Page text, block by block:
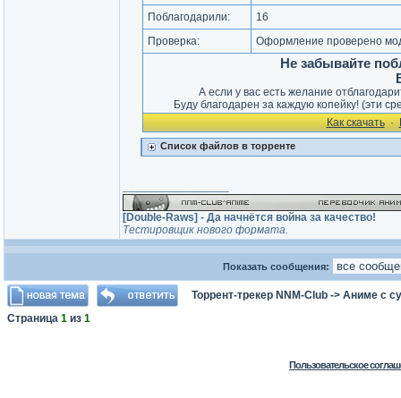
Поблагодарили:
16
Проверка:
Оформление проверено
Не забывайте
А если у вас есть желание
Буду благодарен за каждую копейку! (эти
Как cкачать·
Список файлов в торренте
[Double-Raws] - Да начнётся война за качество!
Тестировщик нового формата.
Показать сообщения:
Торрент-трекер NNM-Club -> Аниме с
Страница 1 из 1
Пользовательское